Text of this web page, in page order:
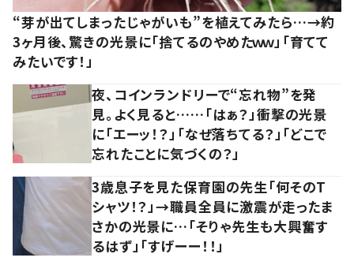
“芽が出てしまったじゃがいも”を植えてみたら…→約
3ヶ月後、驚きの光景に「捨てるのやめたｗｗ」「育てて
みたいです！」
夜、コインランドリーで“忘れ物”を発
見。よく見ると……「はぁ？」衝撃の光景
に「エーッ！？」「なぜ落ちてる？」「どこで
忘れたことに気づくの？」
3歳息子を見た保育園の先生「何そのT
シャツ！？」→職員全員に激震が走ったま
さかの光景に…「そりゃ先生も大興奮す
るはず」「すげーー！！」